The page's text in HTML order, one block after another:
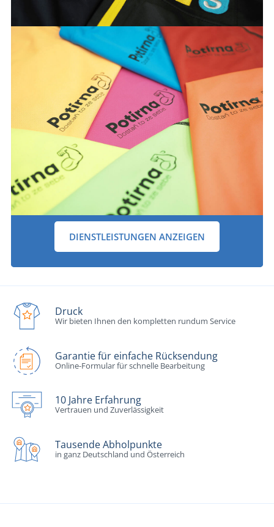
DIENSTLEISTUNGEN ANZEIGEN
Druck
Wir bieten Ihnen den kompletten rundum Service
Garantie für einfache Rücksendung
Online-Formular für schnelle Bearbeitung
10 Jahre Erfahrung
Vertrauen und Zuverlässigkeit
Tausende Abholpunkte
in ganz Deutschland und Österreich